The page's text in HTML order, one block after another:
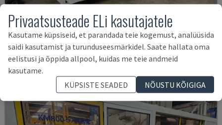
NEO.E55/E110H
TEDERIC - HÜDRAULILINE SURVEVALU MASIN
SAKSAMAA 2023 260 TUNNID
Privaatsusteade ELi kasutajatele
Kasutame küpsiseid, et parandada teie kogemust, analüüsida
saidi kasutamist ja turunduseesmärkidel. Saate hallata oma
eelistusi ja õppida allpool, kuidas me teie andmeid
kasutame.
KÜPSISTE SEADED
NÕUSTU KÕIGIGA